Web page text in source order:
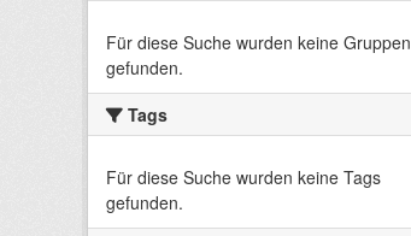
Für diese Suche wurden keine Gruppen
gefunden.
Tags
Für diese Suche wurden keine Tags
gefunden.